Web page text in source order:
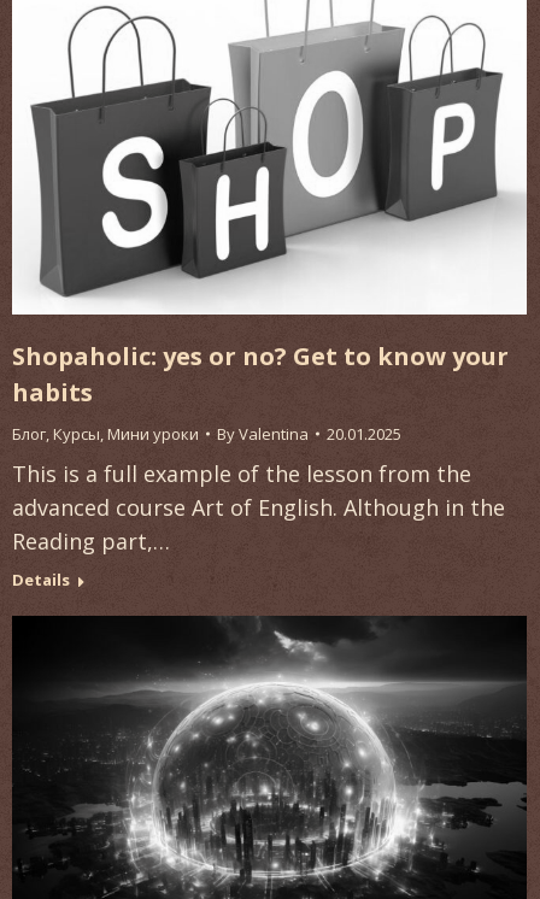
Shopaholic: yes or no? Get to know your
habits
Блог Курсы Мини уроки ByValentina 20.01.2025
This is a full example of the lesson from the
advanced course Art of English. Although in the
Reading part,…
Details